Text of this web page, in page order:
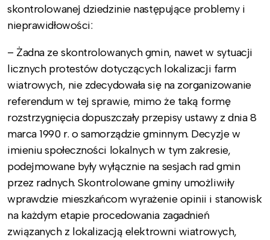
skontrolowanej dziedzinie następujące problemy i
nieprawidłowości:
– Żadna ze skontrolowanych gmin, nawet w sytuacji
licznych protestów dotyczących lokalizacji farm
wiatrowych, nie zdecydowała się na zorganizowanie
referendum w tej sprawie, mimo że taką formę
rozstrzygnięcia dopuszczały przepisy ustawy z dnia 8
marca 1990 r. o samorządzie gminnym. Decyzje w
imieniu społeczności lokalnych w tym zakresie,
podejmowane były wyłącznie na sesjach rad gmin
przez radnych. Skontrolowane gminy umożliwiły
wprawdzie mieszkańcom wyrażenie opinii i stanowisk
na każdym etapie procedowania zagadnień
związanych z lokalizacją elektrowni wiatrowych,